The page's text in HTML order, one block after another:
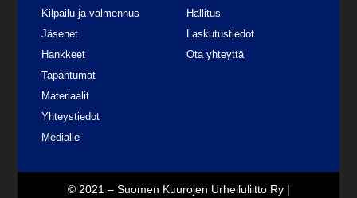
Kilpailu ja valmennus
Jäsenet
Hankkeet
Tapahtumat
Materiaalit
Yhteystiedot
Medialle
Hallitus
Laskutustiedot
Ota yhteyttä
© 2021 – Suomen Kuurojen Urheiluliitto Ry |